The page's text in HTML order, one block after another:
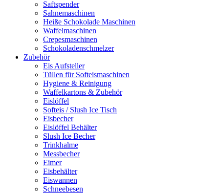
Saftspender
Sahnemaschinen
Heiße Schokolade Maschinen
Waffelmaschinen
Crepesmaschinen
Schokoladenschmelzer
Zubehör
Eis Aufsteller
Tüllen für Softeismaschinen
Hygiene & Reinigung
Waffelkartons & Zubehör
Eislöffel
Softeis / Slush Ice Tisch
Eisbecher
Eislöffel Behälter
Slush Ice Becher
Trinkhalme
Messbecher
Eimer
Eisbehälter
Eiswannen
Schneebesen